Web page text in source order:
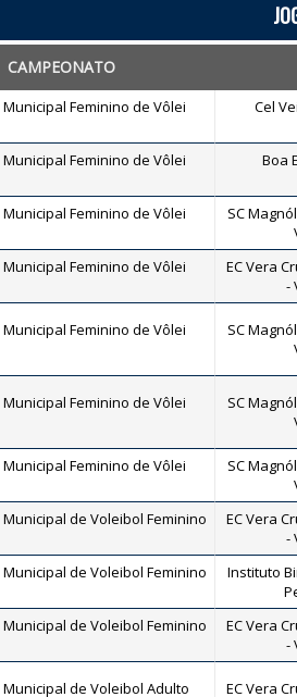
CAMPEONATO
Feminino de Vôlei
Cel
Feminino de Vôlei
Boa
Feminino de Vôlei
SC
Feminino de Vôlei
EC Vera
-
Feminino de Vôlei
SC
Feminino de Vôlei
SC
Feminino de Vôlei
SC
de Voleibol Feminino
EC Vera
-
de Voleibol Feminino
Instituto
de Voleibol Feminino
EC Vera
-
de Voleibol Adulto
EC Vera